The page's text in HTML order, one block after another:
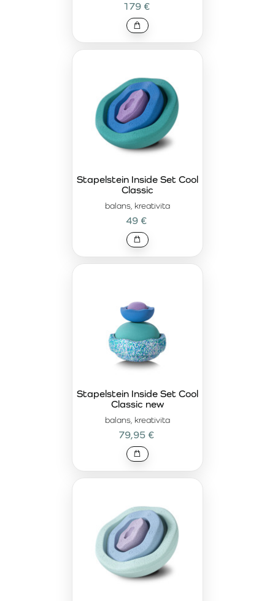
179 €
balans, kreativita
Stapelstein Inside Set Cool
Classic
49 €
balans, kreativita
Stapelstein Inside Set Cool
Classic new
79,95 €